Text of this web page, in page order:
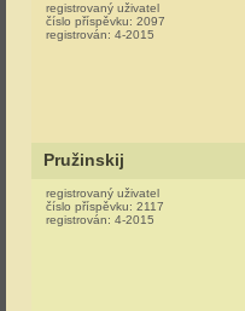
registrovaný uživatel
číslo příspěvku: 2097
registrován: 4-2015
Pružinskij
registrovaný uživatel
číslo příspěvku: 2117
registrován: 4-2015